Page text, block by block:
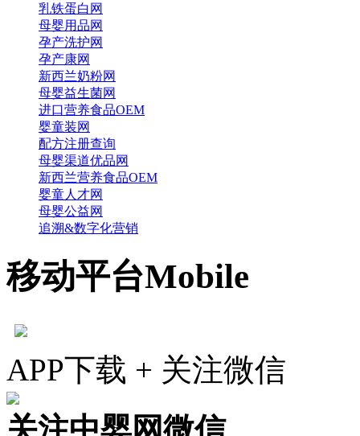
乳铁蛋白网
母婴用品网
孕产洗护网
孕产康网
新西兰奶粉网
母婴益生菌网
进口营养食品OEM
婴童装网
配方注册查询
母婴渠道优品网
新西兰营养食品OEM
婴童人才网
母婴公益网
追溯&数字化营销
移动平台Mobile
APP下载 + 关注微信